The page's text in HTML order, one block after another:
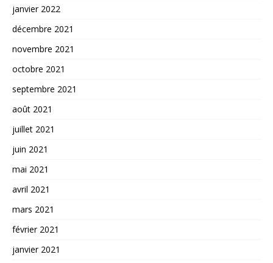
janvier 2022
décembre 2021
novembre 2021
octobre 2021
septembre 2021
août 2021
juillet 2021
juin 2021
mai 2021
avril 2021
mars 2021
février 2021
janvier 2021